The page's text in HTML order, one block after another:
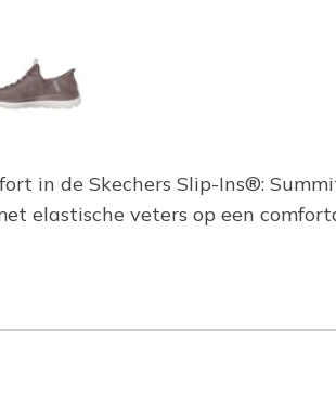
in de Skechers Slip-Ins®:
elastische veters op een